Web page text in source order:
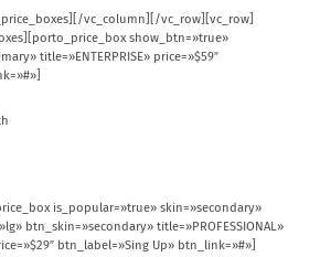
vc_column][/vc_row][vc_row]
show_btn=»true»
title=»ENTERPRISE» price=»$59″
is_popular=»true» skin=»secondary»
btn_skin=»secondary» title=»PROFESSIONAL»
btn_label=»Sing Up» btn_link=»#»]